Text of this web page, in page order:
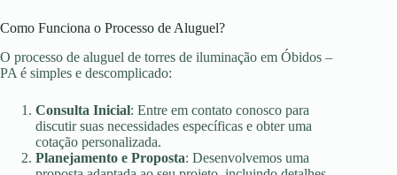
Como Funciona o Processo de Aluguel?
O processo de aluguel de torres de iluminação em Óbidos –
PA é simples e descomplicado:
Consulta Inicial: Entre em contato conosco para
discutir suas necessidades específicas e obter uma
cotação personalizada.
Planejamento e Proposta: Desenvolvemos uma